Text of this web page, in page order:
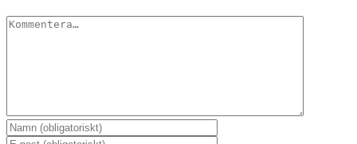
Kommentar